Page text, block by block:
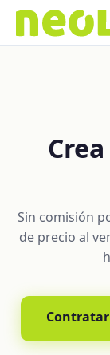
Sin comisión
de precio al
Contratar